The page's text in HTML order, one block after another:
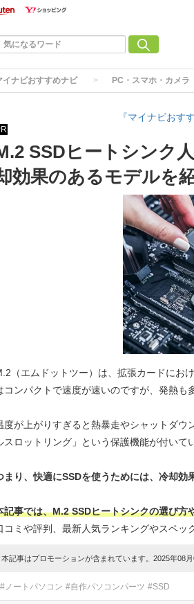
イナビおすすめナビ PC・スマホ・カメラ
『マイナビおす
SSDヒートシンク
効果のあるモデルを
（エムドットツー）は、拡張カードにお
コンパクトで速度が速いのですが、発熱も
度が上がりすぎると熱暴走やシャットダウ
スロットリング」という保護機能が付いて
まり、快適にSSDを使うためには、冷却効
記事では、M.2 SSDヒートシンクの選び方
コミや評判、最新人気ランキングやスペッ
本記事はプロモーションが含まれています。2025年08
#ノートパソコン #自作パソコンパーツ #SSD